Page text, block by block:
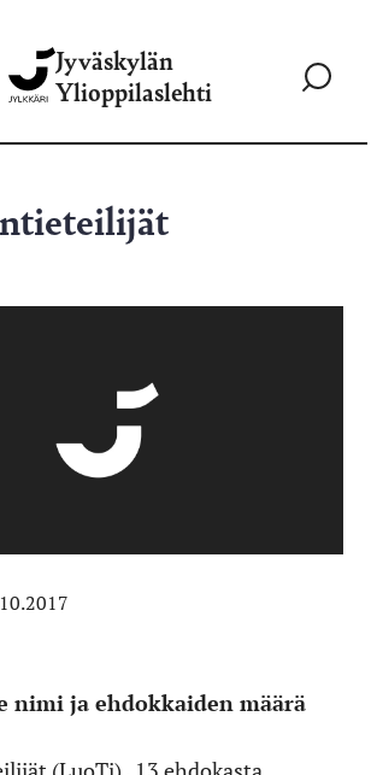
Jyväskylän
Ylioppilaslehti
Siirry
nimi ja ehdokkaiden määrä